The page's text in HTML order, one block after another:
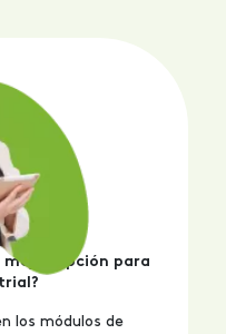
mejor opción para
los módulos de